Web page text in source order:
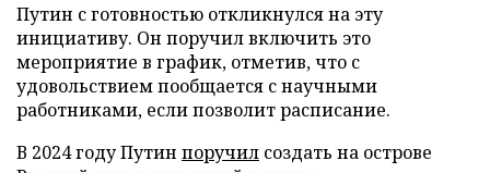
Путин с готовностью откликнулся на эту
инициативу. Он поручил включить это
мероприятие в график, отметив, что с
удовольствием пообщается с научными
работниками, если позволит расписание.
В 2024 году Путин поручил создать на острове